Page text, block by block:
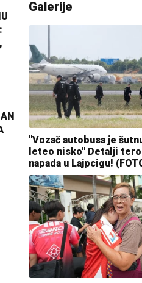
Galerije
"Vozač autobusa je
leteo nisko" Detalji
napada u Lajpcigu!